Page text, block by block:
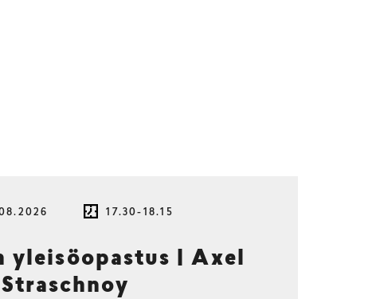
17.30-18.15
yleisöopastus | Axel
Straschnoy